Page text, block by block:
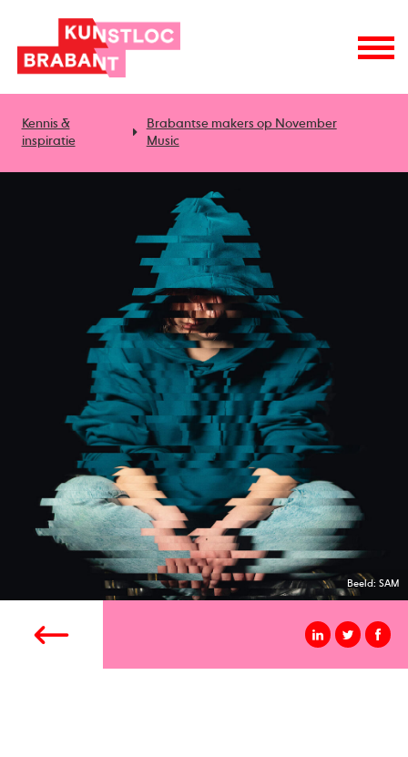
Kennis &
inspiratie
Brabantse makers op November
Music
Beeld: SAM